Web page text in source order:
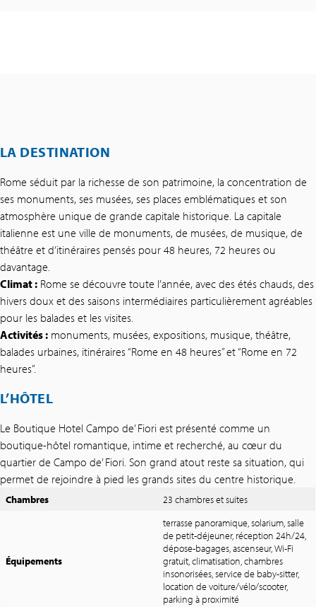
LA DESTINATION
Rome séduit par la richesse de son patrimoine, la concentration de
ses monuments, ses musées, ses places emblématiques et son
atmosphère unique de grande capitale historique. La capitale
italienne est une ville de monuments, de musées, de musique, de
théâtre et d’itinéraires pensés pour 48 heures, 72 heures ou
davantage.
Climat : Rome se découvre toute l’année, avec des étés chauds, des
hivers doux et des saisons intermédiaires particulièrement agréables
pour les balades et les visites.
Activités : monuments, musées, expositions, musique, théâtre,
balades urbaines, itinéraires “Rome en 48 heures” et “Rome en 72
heures”.
L’HÔTEL
Le Boutique Hotel Campo de’ Fiori est présenté comme un
boutique-hôtel romantique, intime et recherché, au cœur du
quartier de Campo de’ Fiori. Son grand atout reste sa situation, qui
permet de rejoindre à pied les grands sites du centre historique.
Chambres 23 chambres et suites
Équipements
terrasse panoramique, solarium, salle
de petit-déjeuner, réception 24h/24,
dépose-bagages, ascenseur, Wi-Fi
gratuit, climatisation, chambres
insonorisées, service de baby-sitter,
location de voiture/vélo/scooter,
parking à proximité